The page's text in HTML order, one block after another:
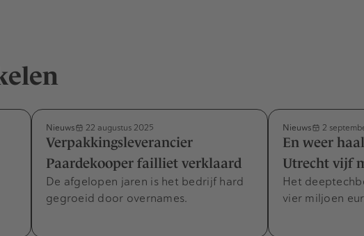
Nieuws 22 augustus 2025
Verpakkingsleverancier
Paardekooper failliet verklaard
De afgelopen jaren is het bedrijf hard
gegroeid door overnames.
Nieuws 2
En weer
Utrecht vijf
Het
vier miljoen